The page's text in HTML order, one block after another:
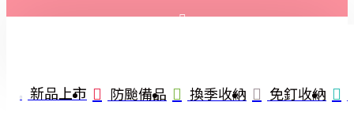
註冊
新品上市 防颱備品 換季收納 免釘收納